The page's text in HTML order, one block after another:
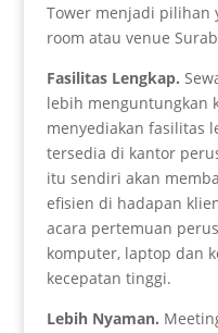
Tower menjadi pilihan
room atau venue
Fasilitas Lengkap.
lebih menguntungkan
menyediakan fasilitas
tersedia di kantor
itu sendiri akan
efisien di hadapan
acara pertemuan
komputer, laptop dan
kecepatan tinggi.
Lebih Nyaman.